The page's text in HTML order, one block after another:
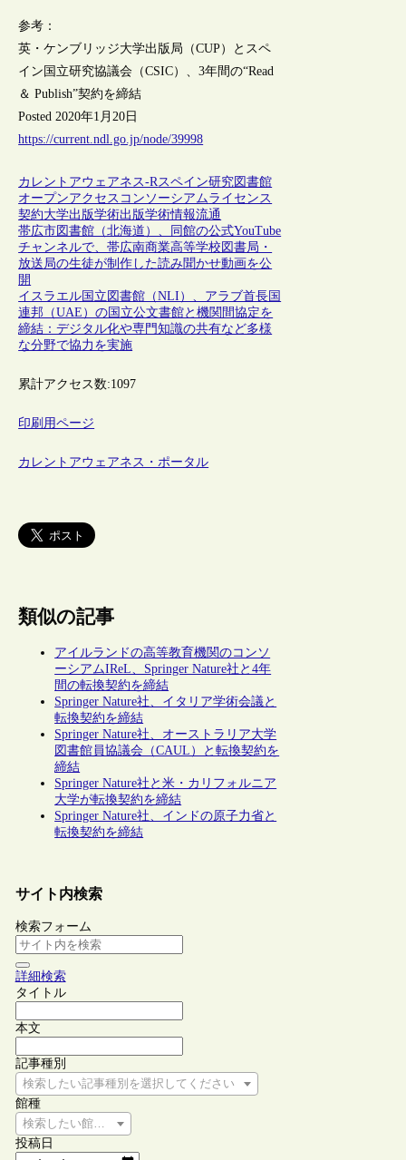
参考：
英・ケンブリッジ大学出版局（CUP）とスペ
イン国立研究協議会（CSIC）、3年間の“Read
＆ Publish”契約を締結
Posted 2020年1月20日
https://current.ndl.go.jp/node/39998
カレントアウェアネス-R スペイン研究図書館
オープンアクセス コンソーシアムライセンス
契約大学出版学術出版学術情報流通
帯広市図書館（北海道）、同館の公式YouTube
チャンネルで、帯広南商業高等学校図書局・
放送局の生徒が制作した読み聞かせ動画を公
開
イスラエル国立図書館（NLI）、アラブ首長国
連邦（UAE）の国立公文書館と機関間協定を
締結：デジタル化や専門知識の共有など多様
な分野で協力を実施
累計アクセス数:1097
印刷用ページ
カレントアウェアネス・ポータル
類似の記事
アイルランドの高等教育機関のコンソ
ーシアムIReL、Springer Nature社と4年
間の転換契約を締結
Springer Nature社、イタリア学術会議と
転換契約を締結
Springer Nature社、オーストラリア大学
図書館員協議会（CAUL）と転換契約を
締結
Springer Nature社と米・カリフォルニア
大学が転換契約を締結
Springer Nature社、インドの原子力省と
転換契約を締結
サイト内検索
検索フォーム
詳細検索
タイトル
本文
記事種別
検索したい記事種別を選択してください
館種
検索したい館種を選択してください
投稿日